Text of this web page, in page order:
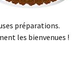
préparations.
les bienvenues !
les promotions